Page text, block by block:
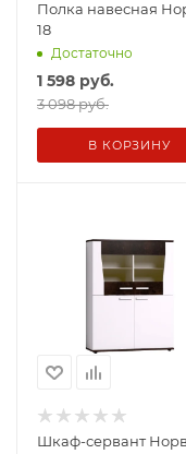
Полка навесная
18
Достаточно
1 598 руб.
3 098 руб.
В КОРЗИНУ
Шкаф-сервант